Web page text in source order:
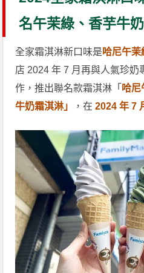
名午茉綠、香芋牛
全家霜淇淋新口味是哈尼午茉
店 2024 年 7 月再與人氣珍奶
作，推出聯名款霜淇淋「 哈尼
牛奶霜淇淋」
，在 2024 年 7